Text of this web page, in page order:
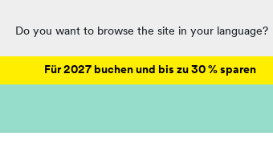
Do you want to browse the site in your language?
Für 2027 buchen und bis zu 30 % sparen